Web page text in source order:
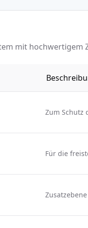
mit hochwertigem
Zum Schutz
Für die